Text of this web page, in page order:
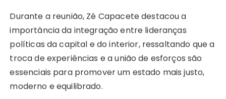
Durante a reunião, Zé Capacete destacou a
importância da integração entre lideranças
políticas da capital e do interior, ressaltando que a
troca de experiências e a união de esforços são
essenciais para promover um estado mais justo,
moderno e equilibrado.